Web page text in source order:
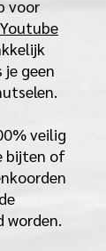
voor
Youtube
geen
veilig
bijten of
worden.